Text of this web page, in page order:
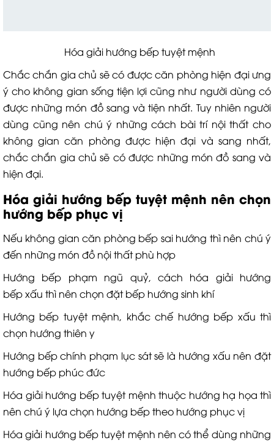
Hóa giải hướng bếp tuyệt mệnh
Chắc chắn gia chủ sẽ có được căn phòng hiện đại ưng
ý cho không gian sống tiện lợi cũng như người dùng có
được những món đồ sang và tiện nhất. Tuy nhiên người
dùng cũng nên chú ý những cách bài trí nội thất cho
không gian căn phòng được hiện đại và sang nhất,
chắc chắn gia chủ sẽ có được những món đồ sang và
hiện đại.
Hóa giải hướng bếp tuyệt mệnh nên chọn
hướng bếp phục vị
Nếu không gian căn phòng bếp sai hướng thì nên chú ý
đến những món đồ nội thất phù hợp
Hướng bếp phạm ngũ quỷ, cách hóa giải hướng
bếp xấu thì nên chọn đặt bếp hướng sinh khí
Hướng bếp tuyệt mệnh, khắc chế hướng bếp xấu thì
chọn hướng thiên y
Hướng bếp chính phạm lục sát sẽ là hướng xấu nên đặt
hướng bếp phúc đức
Hóa giải hướng bếp tuyệt mệnh thuộc hướng hạ họa thì
nên chú ý lựa chọn hướng bếp theo hướng phục vị
Hóa giải hướng bếp tuyệt mệnh nên có thể dùng những